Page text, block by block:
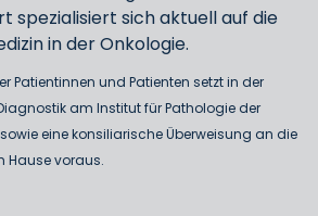
spezialisiert sich aktuell auf die
in der Onkologie.
Patientinnen und Patienten setzt in der
am Institut für Pathologie der
eine konsiliarische Überweisung an die
Hause voraus.